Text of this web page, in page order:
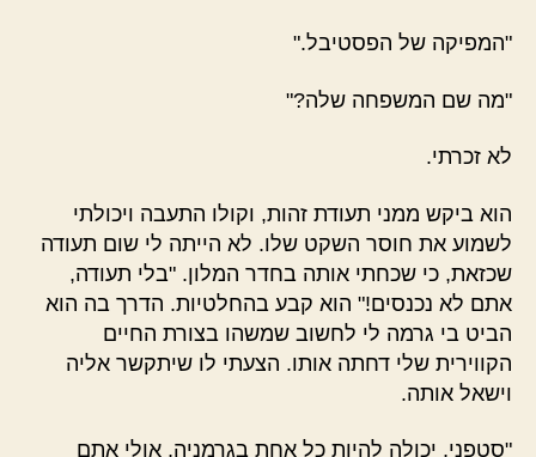
"המפיקה של הפסטיבל."
"מה שם המשפחה שלה?"
לא זכרתי.
הוא ביקש ממני תעודת זהות, וקולו התעבה ויכולתי
לשמוע את חוסר השקט שלו. לא הייתה לי שום תעודה
שכזאת, כי שכחתי אותה בחדר המלון. "בלי תעודה,
אתם לא נכנסים!" הוא קבע בהחלטיות. הדרך בה הוא
הביט בי גרמה לי לחשוב שמשהו בצורת החיים
הקווירית שלי דחתה אותו. הצעתי לו שיתקשר אליה
וישאל אותה.
"סטפני, יכולה להיות כל אחת בגרמניה, אולי אתם